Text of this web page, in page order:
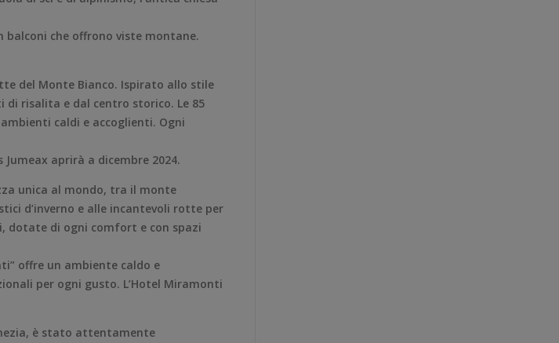
balconi che offrono viste montane.
del Monte Bianco. Ispirato allo stile
di risalita e dal centro storico. Le 85
caldi e accoglienti. Ogni
aprirà a dicembre 2024.
unica al mondo, tra il monte
d’inverno e alle incantevoli rotte per
dotate di ogni comfort e con spazi
offre un ambiente caldo e
per ogni gusto. L’Hotel Miramonti
è stato attentamente